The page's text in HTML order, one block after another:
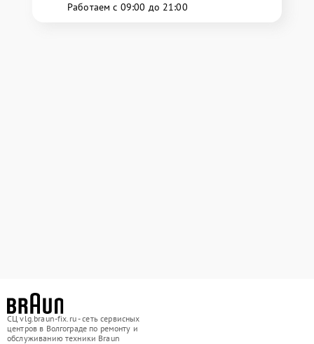
Работаем с 09:00 до 21:00
СЦ vlg.braun-fix.ru - сеть сервисных
центров в Волгограде по ремонту и
обслуживанию техники Braun